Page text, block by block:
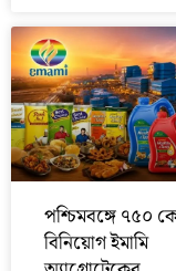
পশ্চিমবঙ্গে ৭৫০
বিনিয়োগ ইমামি